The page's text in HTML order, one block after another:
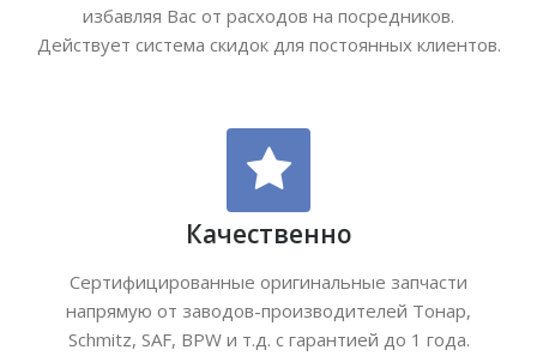
избавляя Вас от расходов на посредников.
Действует система скидок для постоянных клиентов.
Качественно
Сертифицированные оригинальные запчасти
напрямую от заводов-производителей Тонар,
Schmitz, SAF, BPW и т.д. с гарантией до 1 года.